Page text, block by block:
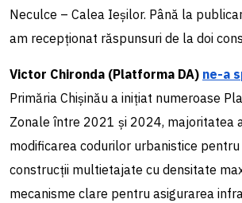
Neculce – Calea Ieșilor. Până la
am recepționat răspunsuri de la doi
Victor Chironda (Platforma DA) ne-a
Primăria Chișinău a inițiat numeroase
Zonale între 2021 și 2024, majoritatea
modificarea codurilor urbanistice
construcții multietajate cu densitate
mecanisme clare pentru asigurarea